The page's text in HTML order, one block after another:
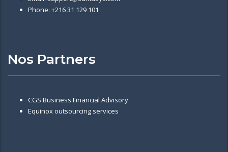
Phone: +216 31 129 101
Nos Partners
CGS Business Financial Advisory
Equinox outsourcing services